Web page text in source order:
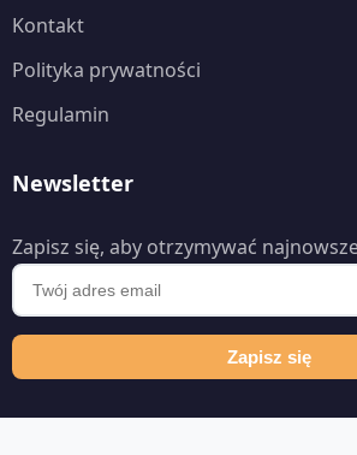
Kontakt
Polityka prywatności
Regulamin
Newsletter
Zapisz się, aby otrzymywać
Zapisz się